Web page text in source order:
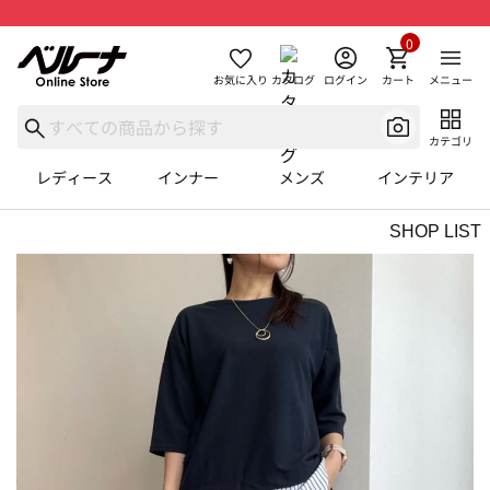
お気に入り カタログ ログイン カート
0
メニュー
カテゴリ
レディース インナー メンズ インテリア
SHOP LIST